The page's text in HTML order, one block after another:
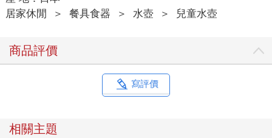
居家休閒
＞ 餐具食器 ＞ 水壺 ＞ 兒童水壺
商品評價
寫評價
相關主題